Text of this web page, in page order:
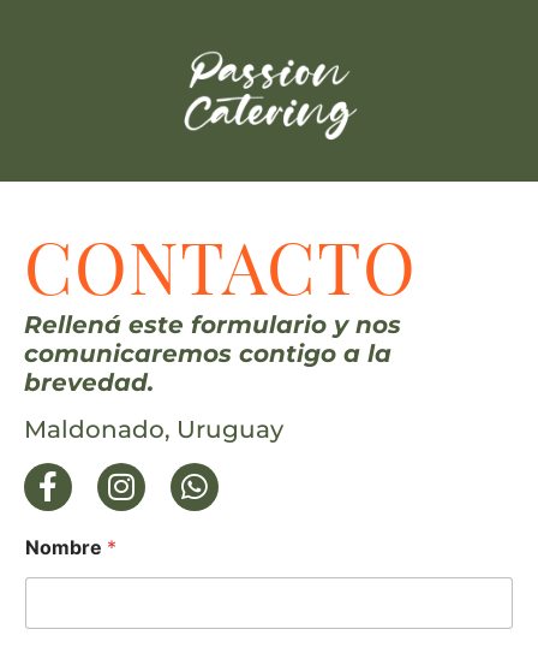
CONTACTO
Rellená este formulario y nos
comunicaremos contigo a la
brevedad.
Maldonado, Uruguay
Nombre *